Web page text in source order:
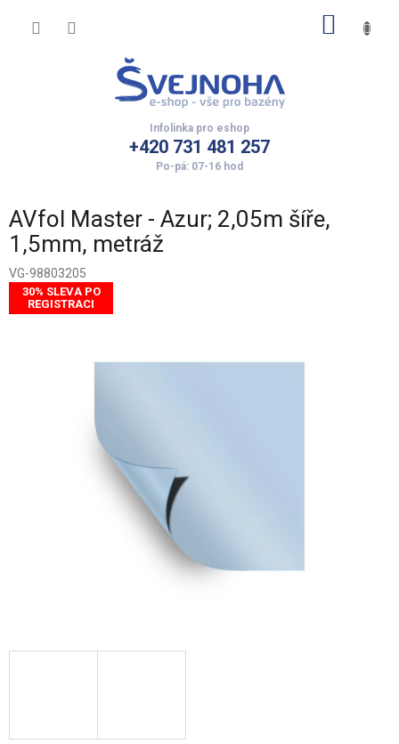
+420 731 481 257
AVfol Master - Azur; 2,05m šíře,
1,5mm, metráž
VG-98803205
30% SLEVA PO
REGISTRACI